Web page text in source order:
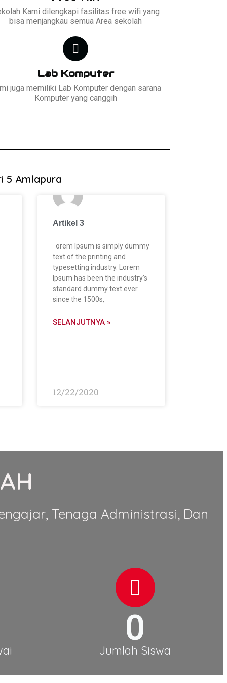
Kami dilengkapi fasilitas free wifi yang
bisa menjangkau semua Area sekolah
Lab Komputer
juga memiliki Lab Komputer dengan sarana
Komputer yang canggih
5 Amlapura
Artikel 3
orem Ipsum is simply dummy
text of the printing and
typesetting industry. Lorem
Ipsum has been the industry’s
standard dummy text ever
since the 1500s,
SELANJUTNYA »
12/22/2020
Tenaga Administrasi, Dan
0
Jumlah Siswa